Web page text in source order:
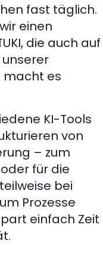
fast täglich.
einen
die auch auf
unserer
macht es
KI-Tools
von
– zum
für die
bei
Prozesse
einfach Zeit